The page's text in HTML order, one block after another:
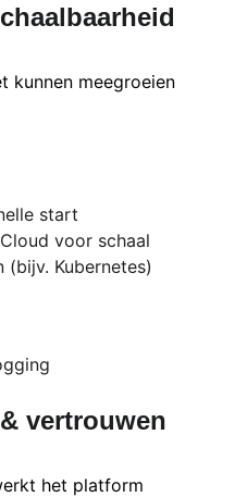
kunnen meegroeien
start
voor schaal
(bijv. Kubernetes)
vertrouwen
het platform